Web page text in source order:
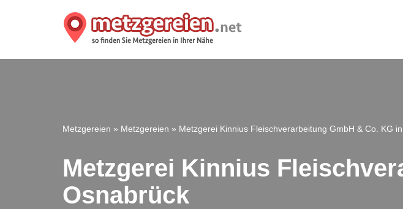
Metzgereien » Metzgereien » Metzgerei Kinnius Fleischverarbeitung GmbH & Co. KG
Metzgerei Kinnius
Osnabrück